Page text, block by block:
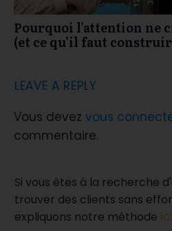
Pourquoi l’attention ne
(et ce qu’il faut
LEAVE A REPLY
Vous devez vous
commentaire.
Si vous êtes à la recherche
trouver des clients sans
expliquons notre méthode ici